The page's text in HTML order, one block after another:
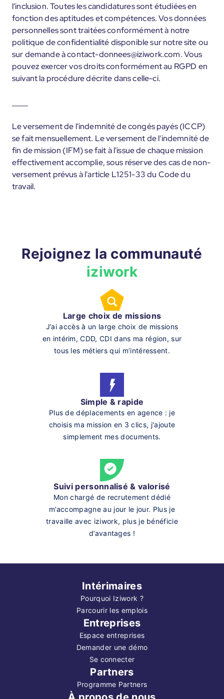
l'inclusion. Toutes les candidatures sont étudiées en
fonction des aptitudes et compétences. Vos données
personnelles sont traitées conformément à notre
politique de confidentialité disponible sur notre site ou
sur demande à contact-donnees@iziwork.com. Vous
pouvez exercer vos droits conformément au RGPD en
suivant la procédure décrite dans celle-ci.
Le versement de l'indemnité de congés payés (ICCP)
se fait mensuellement. Le versement de l'indemnité de
fin de mission (IFM) se fait à l'issue de chaque mission
effectivement accomplie, sous réserve des cas de non-
versement prévus à l'article L1251-33 du Code du
travail.
Rejoignez la communauté
iziwork
Large choix de missions
J’ai accès à un large choix de missions
en intérim, CDD, CDI dans ma région, sur
tous les métiers qui m’intéressent.
Simple & rapide
Plus de déplacements en agence : je
choisis ma mission en 3 clics, j'ajoute
simplement mes documents.
Suivi personnalisé & valorisé
Mon chargé de recrutement dédié
m’accompagne au jour le jour. Plus je
travaille avec iziwork, plus je bénéficie
d’avantages !
Intérimaires
Pourquoi Iziwork ?
Parcourir les emplois
Entreprises
Espace entreprises
Demander une démo
Se connecter
Partners
Programme Partners